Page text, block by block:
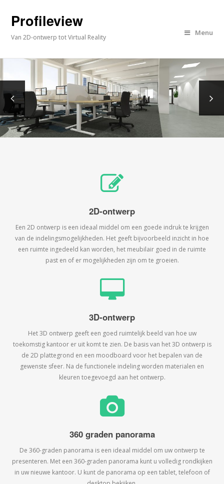
Profileview
Van 2D-ontwerp tot Virtual Reality
Menu
2D-ontwerp
Een 2D ontwerp is een ideaal middel om een goede indruk te krijgen
van de indelingsmogelijkheden. Het geeft bijvoorbeeld inzicht in hoe
een ruimte ingedeeld kan worden, het meubilair goed in de ruimte
past en of er mogelijkheden zijn om te groeien.
3D-ontwerp
Het 3D ontwerp geeft een goed ruimtelijk beeld van hoe uw
toekomstig kantoor er uit komt te zien. De basis van het 3D ontwerp is
de 2D plattegrond en een moodboard voor het bepalen van de
gewenste sfeer. Na de functionele indeling worden materialen en
kleuren toegevoegd aan het ontwerp.
360 graden panorama
De 360-graden panorama is een ideaal middel om uw ontwerp te
presenteren. Met een 360-graden panorama kunt u volledig rondkijken
in uw nieuwe kantoor. U kunt de panorama op een tablet, telefoon of